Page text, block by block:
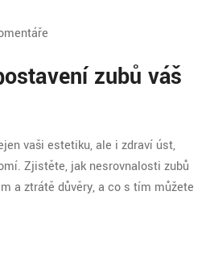
zubů váš
vaši estetiku, ale i zdraví úst,
Zjistěte, jak nesrovnalosti zubů
a ztrátě důvěry, a co s tím můžete